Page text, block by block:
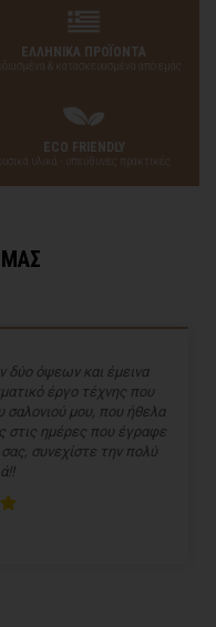
ΕΛΛΗΝΙΚΑ ΠΡΟΪΟΝΤΑ
& κατασκευασμένα από εμάς
ECO FRIENDLY
φυσικά υλικά - υπεύθυνες πρακτικές
δύο όψεων και έμεινα
έργο τέχνης που
σαλονιού μου, που ήθελα
στις ημέρες που έγραφε
συνεχίστε την πολύ